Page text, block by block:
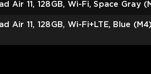
Air 11, 128GB, Wi-Fi, Space Gray
Air 11, 128GB, Wi-Fi+LTE, Blue